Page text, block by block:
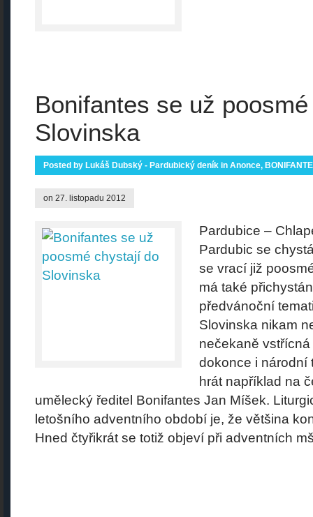
Bonifantes se už
Slovinska
Posted by Lukáš Dubský - Pardubický deník in Anonce,
on 27. listopadu 2012
Pardubice –
Pardubic se
se vrací již
má také
předvánoční
Slovinska nikam
nečekaně
dokonce i národní
hrát například na
umělecký ředitel Bonifantes Jan Míšek.
letošního adventního období je, že většina
Hned čtyřikrát se totiž objeví při adventních